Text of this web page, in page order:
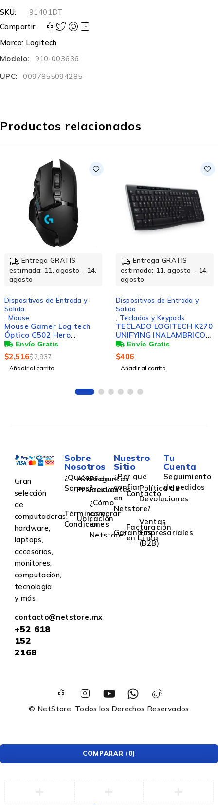
SKU:
91401DT
Compartir:
Marca: Logitech
Modelo:
910-003636
UPC:
0097855094285
Productos relacionados
Entrega GRATIS
estimada: 11. agosto - 14.
agosto
Dispositivos de Entrada y
Salida
,Teclados y Keypads
TECLADO LOGITECH K270
UNIFYING INALAMBRICO
PC
$406
Añadir al carrito
Entrega GRATIS
estimada: 11. agosto - 14.
agosto
Dispositivos de Entrada y
Salida
,Teclados y Keypads
Teclado Logitech K120,
USB, Alámbrico, Negro
(Español)
$227
Añadir al carrito
Gran
selección
de
computadoras,
hardware,
laptops,
accesorios,
monitores,
computación,
tecnología,
y más.
contacto@netstore.mx
+52 618
152
2168
Sobre
Nosotros
¿Quiénes
Somos?
Aviso de
Privacidad
Preguntas
Frecuentes
Términos y
Condiciones
Ubicación
¿Cómo
comprar
en
Netstore?
Nuestro
Sitio
¿Por qué
confiar
en
Netstore?
Contacto
Política de
Devoluciones
Garantías
Facturación
en Linea
Ventas
Empresariales
(B2B)
Tu
Cuenta
Seguimiento
de pedidos
© NetStore. Todos los Derechos Reservados
COMPARAR (0)